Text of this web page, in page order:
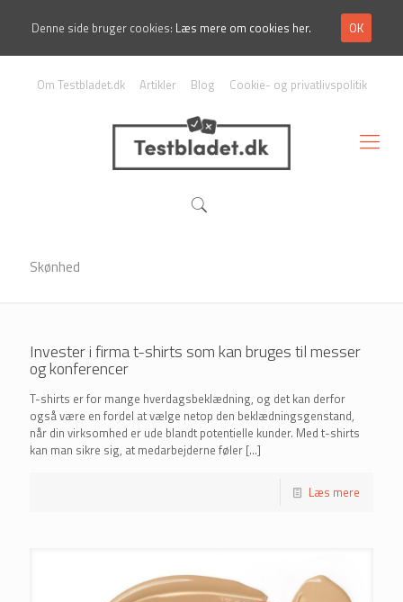
Om Testbladet.dk Artikler Blog Cookie- og privatlivspolitik
Skønhed
Invester i firma t-shirts som kan bruges til messer
og konferencer
T-shirts er for mange hverdagsbeklædning, og det kan derfor
også være en fordel at vælge netop den beklædningsgenstand,
når din virksomhed er ude blandt potentielle kunder. Med t-shirts
kan man sikre sig, at medarbejderne føler […]
Læs mere
Denne side bruger cookies: Læs mere om cookies her. OK